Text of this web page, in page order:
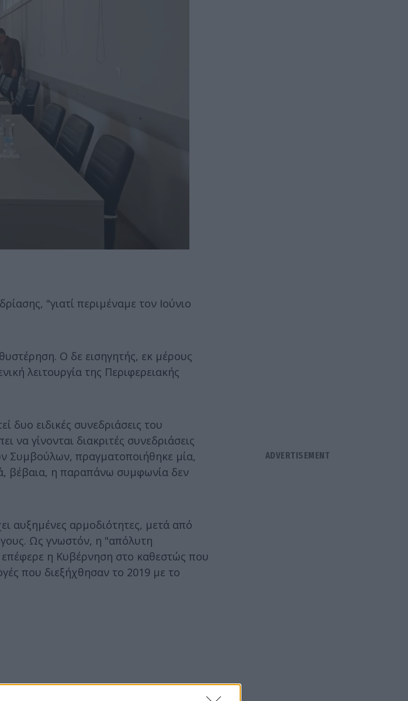
"γιατί περιμέναμε τον Ιούνιο
Ο δε εισηγητής, εκ μέρους
λειτουργία της Περιφερειακής
δυο ειδικές συνεδριάσεις του
να γίνονται διακριτές συνεδριάσεις
Συμβούλων, πραγματοποιήθηκε μία,
βέβαια, η παραπάνω συμφωνία δεν
αυξημένες αρμοδιότητες, μετά από
Ως γνωστόν, η "απόλυτη
επέφερε η Κυβέρνηση στο καθεστώς που
που διεξήχθησαν το 2019 με το